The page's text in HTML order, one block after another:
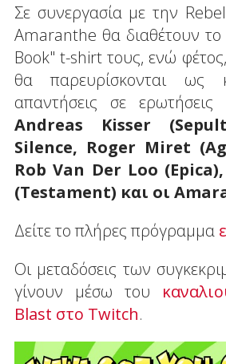
Σε συνεργασία με την
Amaranthe θα διαθέτουν
Book" t-shirt τους, ενώ
θα παρευρίσκονται ως
απαντήσεις σε
Andreas Kisser
Silence, Roger Miret
Rob Van Der Loo
(Testament) και οι
Δείτε το πλήρες πρόγραμμα
Οι μεταδόσεις των
γίνουν μέσω του
Blast στο Twitch.